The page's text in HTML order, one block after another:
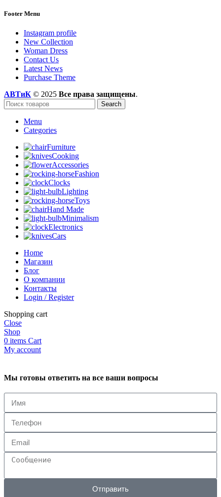
Footer Menu
Instagram profile
New Collection
Woman Dress
Contact Us
Latest News
Purchase Theme
АВТиК © 2025 Все права защищены.
Search
Menu
Categories
Furniture
Cooking
Accessories
Fashion
Clocks
Lighting
Toys
Hand Made
Minimalism
Electronics
Cars
Home
Магазин
Блог
О компании
Контакты
Login / Register
Shopping cart
Close
Shop
0 items Cart
My account
Мы готовы ответить на все ваши вопросы
Отправить